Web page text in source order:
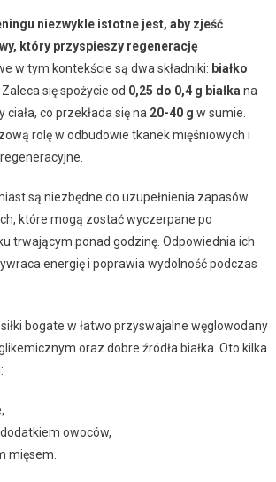
niezwykle istotne jest, aby zjeść
który przyspieszy regenerację
w tym kontekście są dwa składniki: białko
Zaleca się spożycie od 0,25 do 0,4 g białkana
co przekłada się na 20-40 g w sumie.
rolę w odbudowie tkanek mięśniowych i
są niezbędne do uzupełnienia zapasów
które mogą zostać wyczerpane po
trwającym ponad godzinę. Odpowiednia ich
energię i poprawia wydolność podczas
bogate w łatwo przyswajalne węglowodany
oraz dobre źródła białka. Oto kilka
owoców,
mięsem.